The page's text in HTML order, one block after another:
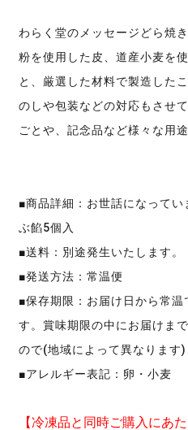
わらく堂のメッセージどら焼
粉を使用した皮、道産小麦を
と、厳選した材料で製造した
のしや包装などの対応もさせ
ごとや、記念品など様々な用
■商品詳細：お世話になって
ぶ餡5個入
■送料：別途発生いたします。
■発送方法：常温便
■保存期限：お届け日から常
す。賞味期限の中にお届けま
ので(地域によって異なります)
■アレルギー表記：卵・小麦
【冷凍品と同時ご購入にあ